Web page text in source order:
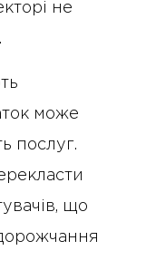
не
може
послуг.
що